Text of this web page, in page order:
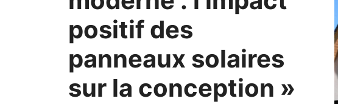
positif des
panneaux solaires
sur la conception »